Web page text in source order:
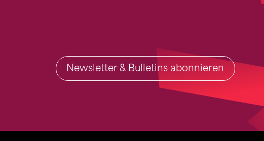
Newsletter & Bulletins abonnieren